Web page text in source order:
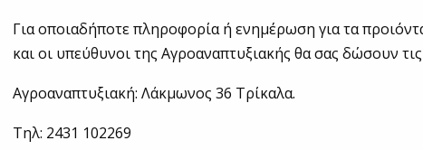
Για οποιαδήποτε πληροφορία ή ενημέρωση για τα
και οι υπεύθυνοι της Αγροαναπτυξιακής θα σας δώσουν
Αγροαναπτυξιακή: Λάκμωνος 36 Τρίκαλα.
Τηλ: 2431 102269